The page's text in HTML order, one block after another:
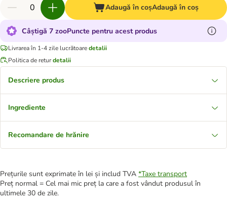
Adaugă în coșAdaugă în coș
Câștigă 7 zooPuncte pentru acest produs
Livrarea în 1-4 zile lucrătoaredetalii
Politica de returdetalii
Descriere produs
Ingrediente
Recomandare de hrănire
Prețurile sunt exprimate în lei și includ TVA *Taxe transport
Preț normal = Cel mai mic preț la care a fost vândut produsul în
ultimele 30 de zile.